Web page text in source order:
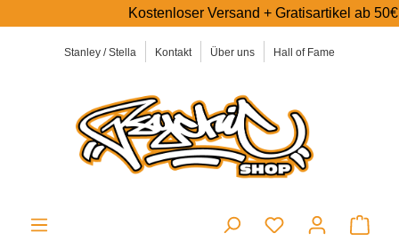
Stanley / Stella Kontakt Über uns Hall of Fame
Kostenloser Versand + Gratisartikel ab 50€